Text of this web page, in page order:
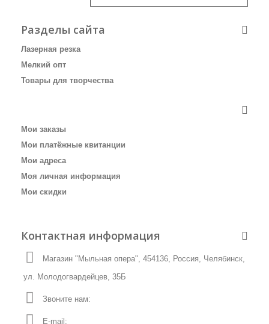
Разделы сайта
Лазерная резка
Мелкий опт
Товары для творчества
Мои заказы
Мои платёжные квитанции
Мои адреса
Моя личная информация
Мои скидки
Контактная информация
Магазин "Мыльная опера", 454136, Россия, Челябинск,
ул. Молодогвардейцев, 35Б
Звоните нам:
E-mail: